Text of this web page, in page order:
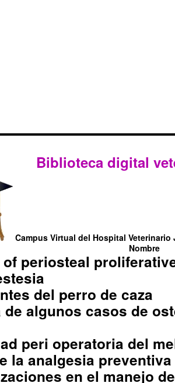
Biblioteca digital
Campus Virtual del Hospital Veterinario
Nombre
of periosteal
del perro de caza
de algunos casos de
peri operatoria del
la analgesia
en el manejo